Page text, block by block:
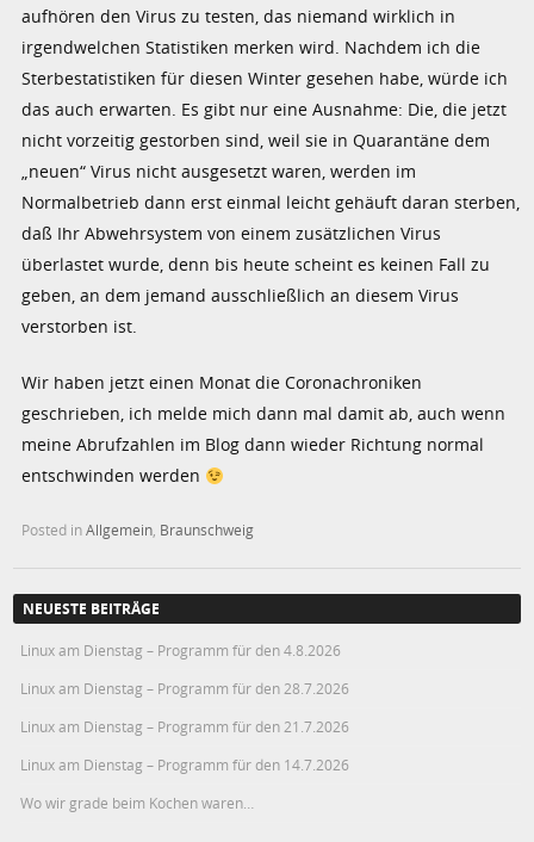
aufhören den Virus zu testen, das niemand wirklich in
irgendwelchen Statistiken merken wird. Nachdem ich die
Sterbestatistiken für diesen Winter gesehen habe, würde ich
das auch erwarten. Es gibt nur eine Ausnahme: Die, die jetzt
nicht vorzeitig gestorben sind, weil sie in Quarantäne dem
„neuen“ Virus nicht ausgesetzt waren, werden im
Normalbetrieb dann erst einmal leicht gehäuft daran sterben,
daß Ihr Abwehrsystem von einem zusätzlichen Virus
überlastet wurde, denn bis heute scheint es keinen Fall zu
geben, an dem jemand ausschließlich an diesem Virus
verstorben ist.
Wir haben jetzt einen Monat die Coronachroniken
geschrieben, ich melde mich dann mal damit ab, auch wenn
meine Abrufzahlen im Blog dann wieder Richtung normal
entschwinden werden
Posted inAllgemein, Braunschweig
NEUESTE BEITRÄGE
Linux am Dienstag – Programm für den 4.8.2026
Linux am Dienstag – Programm für den 28.7.2026
Linux am Dienstag – Programm für den 21.7.2026
Linux am Dienstag – Programm für den 14.7.2026
Wo wir grade beim Kochen waren…